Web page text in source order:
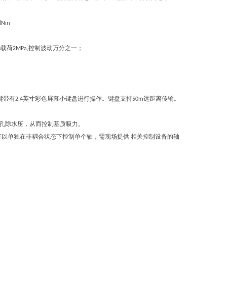
荷2MPa,控制波动万分之一；
带有2.4英寸彩色屏幕小键盘进行操作。键盘支持50m远距离传输。
隙水压，从而控制基质吸力。
单独在非耦合状态下控制单个轴，需现场提供 相关控制设备的轴